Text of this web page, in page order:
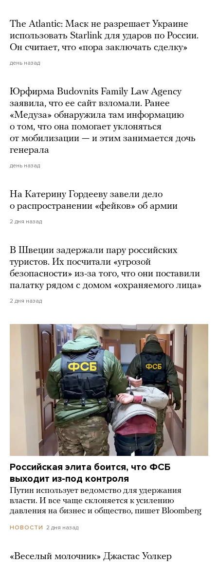
The Atlantic: Маск не разрешает Украине
использовать Starlink для ударов по России.
Он считает, что «пора заключать сделку»
день назад
Юрфирма Budovnits Family Law Agency
заявила, что ее сайт взломали. Ранее
«Медуза» обнаружила там информацию
о том, что она помогает уклоняться
от мобилизации — и этим занимается дочь
генерала
день назад
На Катерину Гордееву завели дело
о распространении «фейков» об армии
2 дня назад
В Швеции задержали пару российских
туристов. Их посчитали «угрозой
безопасности» из-за того, что они поставили
палатку рядом с домом «охраняемого лица»
2 дня назад
Российская элита боится, что ФСБ
выходит из-под контроля
Путин использует ведомство для удержания
власти. И все чаще склоняется к усилению
давления на бизнес и общество, пишет Bloomberg
НОВОСТИ 2 дня назад
«Веселый молочник» Джастас Уолкер